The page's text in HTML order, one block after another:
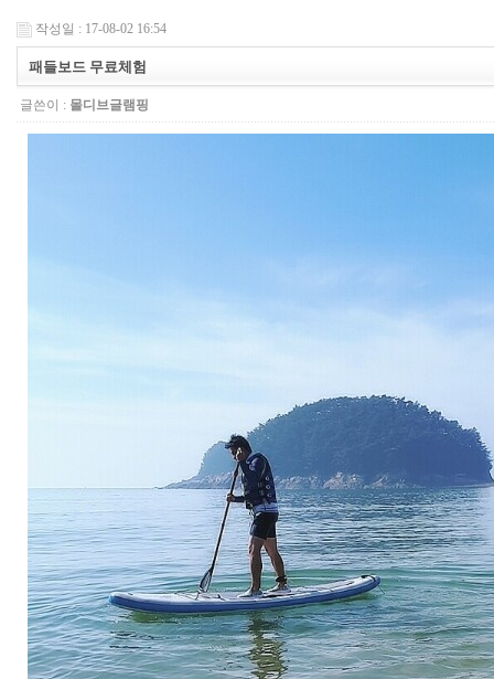
작성일 : 17-08-02 16:54
패들보드 무료체험
글쓴이 : 몰디브글램핑